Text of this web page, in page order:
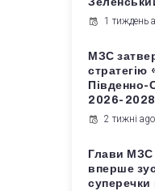
1 тиждень
МЗС
стратегію
Південно-
2026-
2 тижні ago
Глави МЗС
вперше
суперечки